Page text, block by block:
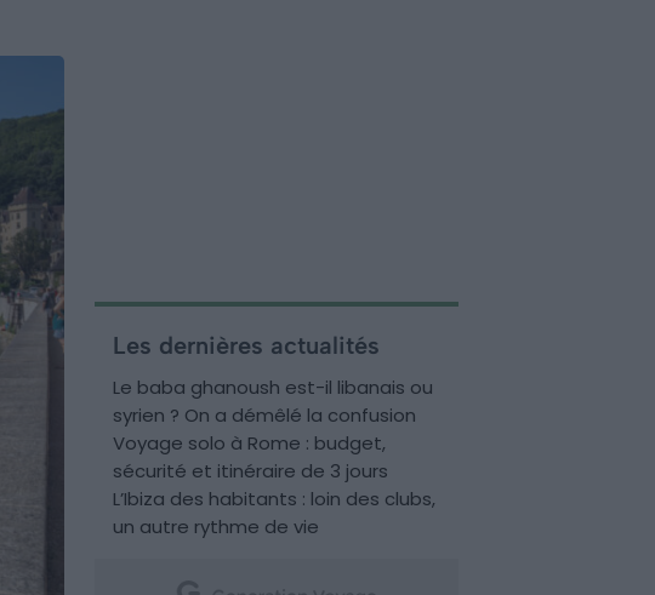
Les dernières actualités
Le baba ghanoush est-il libanais ou
syrien ? On a démêlé la confusion
Voyage solo à Rome : budget,
sécurité et itinéraire de 3 jours
L’Ibiza des habitants : loin des clubs,
un autre rythme de vie